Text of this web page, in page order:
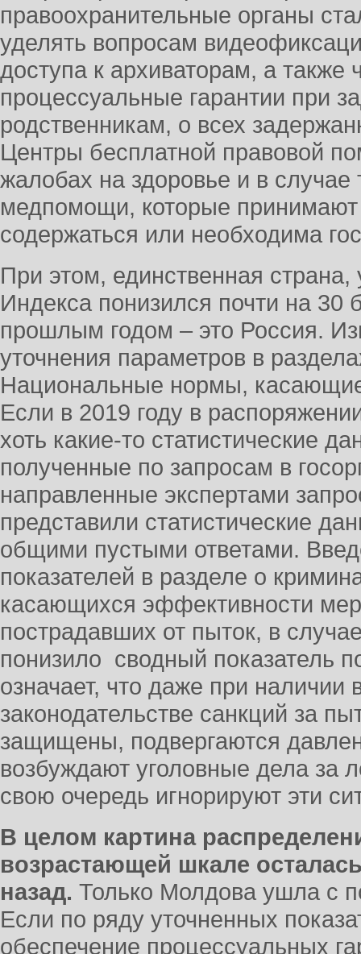
правоохранительные органы
уделять вопросам
доступа к архиваторам, а
процессуальные гарантии при
родственникам, о всех
Центры бесплатной правовой
жалобах на здоровье и в
медпомощи, которые
содержаться или необходима
При этом, единственная страна,
Индекса понизился почти на 30
прошлым годом – это Россия.
уточнения параметров в
Национальные нормы,
Если в 2019 году в
хоть какие-то статистические
полученные по запросам в
направленные экспертами
представили статистические
общими пустыми ответами.
показателей в разделе о
касающихся эффективности
пострадавших от пыток, в
понизило сводный показатель
означает, что даже при наличии
законодательстве санкций за
защищены, подвергаются
возбуждают уголовные дела за
свою очередь игнорируют эти
В целом картина
возрастающей шкале
назад. Только Молдова ушла с
Если по ряду уточненных
обеспечение процессуальных